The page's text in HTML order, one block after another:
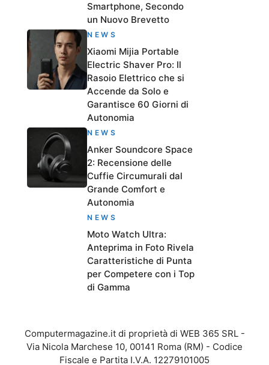
Smartphone, Secondo
un Nuovo Brevetto
NEWS
Xiaomi Mijia Portable
Electric Shaver Pro: Il
Rasoio Elettrico che si
Accende da Solo e
Garantisce 60 Giorni di
Autonomia
NEWS
Anker Soundcore Space
2: Recensione delle
Cuffie Circumurali dal
Grande Comfort e
Autonomia
NEWS
Moto Watch Ultra:
Anteprima in Foto Rivela
Caratteristiche di Punta
per Competere con i Top
di Gamma
Computermagazine.it di proprietà di WEB 365 SRL -
Via Nicola Marchese 10, 00141 Roma (RM) - Codice
Fiscale e Partita I.V.A. 12279101005